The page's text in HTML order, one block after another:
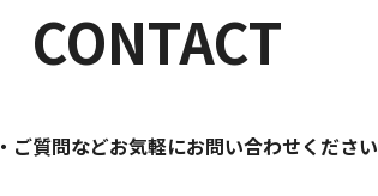
CONTACT
ご質問などお気軽にお問い合わせください